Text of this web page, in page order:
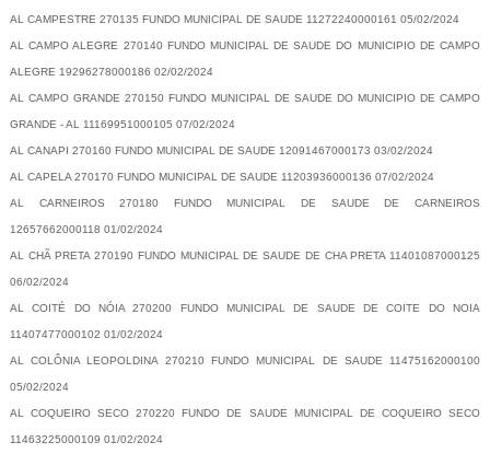
AL CAMPESTRE 270135 FUNDO MUNICIPAL DE SAUDE 11272240000161 05/02/2024
AL CAMPO ALEGRE 270140 FUNDO MUNICIPAL DE SAUDE DO MUNICIPIO DE CAMPO
ALEGRE 19296278000186 02/02/2024
AL CAMPO GRANDE 270150 FUNDO MUNICIPAL DE SAUDE DO MUNICIPIO DE CAMPO
GRANDE - AL 11169951000105 07/02/2024
AL CANAPI 270160 FUNDO MUNICIPAL DE SAUDE 12091467000173 03/02/2024
AL CAPELA 270170 FUNDO MUNICIPAL DE SAUDE 11203936000136 07/02/2024
AL CARNEIROS 270180 FUNDO MUNICIPAL DE SAUDE DE CARNEIROS
12657662000118 01/02/2024
AL CHÃ PRETA 270190 FUNDO MUNICIPAL DE SAUDE DE CHA PRETA 11401087000125
06/02/2024
AL COITÉ DO NÓIA 270200 FUNDO MUNICIPAL DE SAUDE DE COITE DO NOIA
11407477000102 01/02/2024
AL COLÔNIA LEOPOLDINA 270210 FUNDO MUNICIPAL DE SAUDE 11475162000100
05/02/2024
AL COQUEIRO SECO 270220 FUNDO DE SAUDE MUNICIPAL DE COQUEIRO SECO
11463225000109 01/02/2024